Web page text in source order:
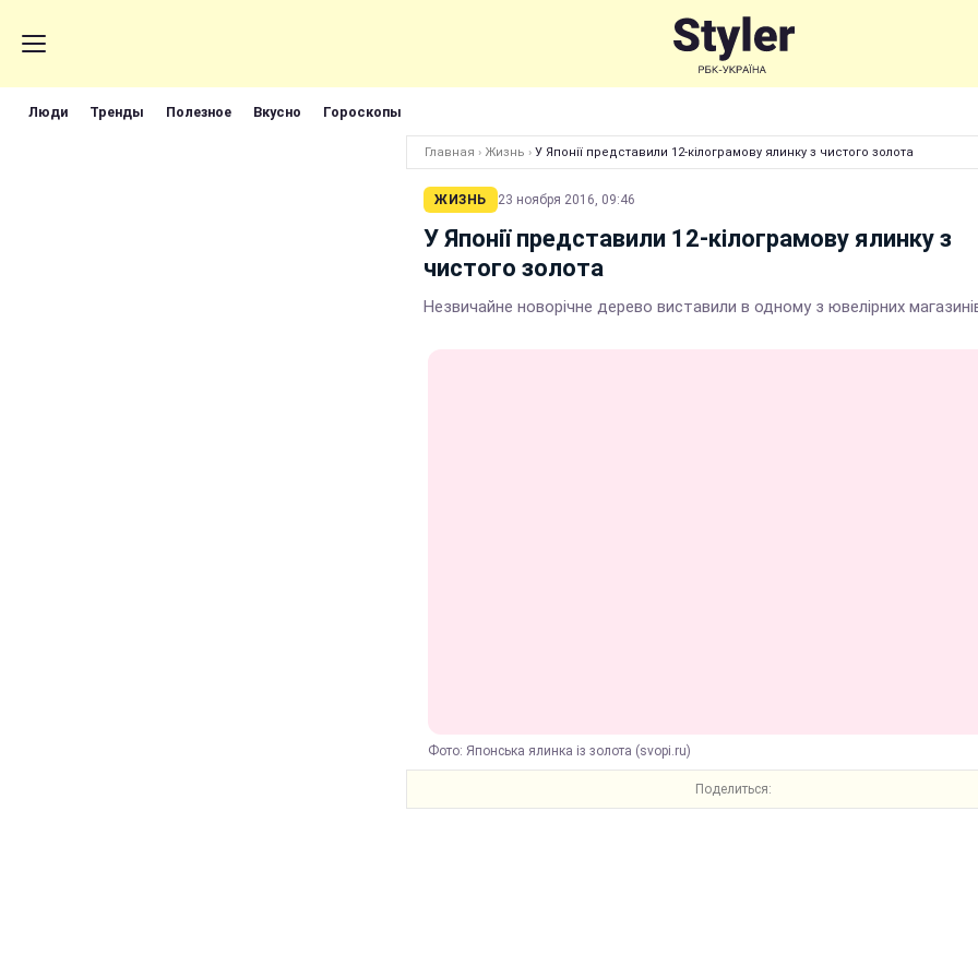
Люди Тренды Полезное Вкусно Гороскопы
Главная › Жизнь › У Японії представили 12-кілограмову ялинку з чистого золота
ЖИЗНЬ 23 ноября 2016, 09:46
У Японії представили 12-кілограмову ялинку з
чистого золота
Незвичайне новорічне дерево виставили в одному з ювелірних
Фото: Японська ялинка із золота (svopi.ru)
Поделиться: